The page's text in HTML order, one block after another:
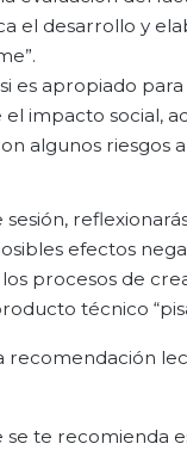
el desarrollo y
es apropiado
el impacto social,
algunos riesgos
sesión,
efectos
procesos de
técnico
recomendación
se te recomienda